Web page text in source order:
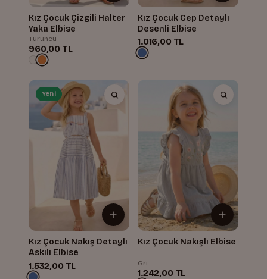
Kız Çocuk Çizgili Halter
Yaka Elbise
Turuncu
960,00 TL
Kız Çocuk Cep Detaylı
Desenli Elbise
1.016,00 TL
Yeni
Kız Çocuk Nakış Detaylı
Askılı Elbise
1.532,00 TL
Kız Çocuk Nakışlı Elbise
Gri
1.242,00 TL